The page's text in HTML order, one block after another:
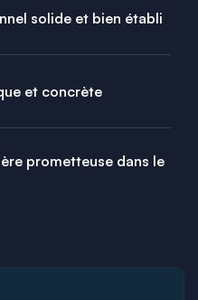
solide et bien établi
et concrète
prometteuse dans le